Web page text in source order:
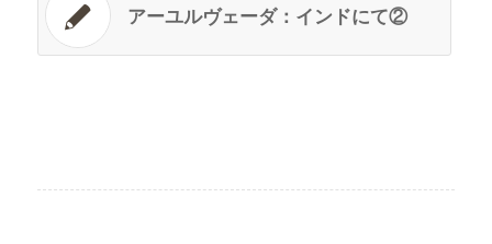
アーユルヴェーダ：インドにて②